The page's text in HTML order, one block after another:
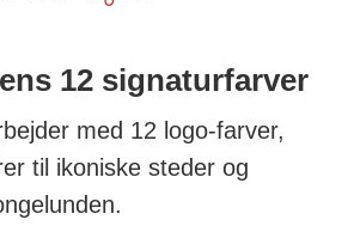
12 signaturfarver
med 12 logo-farver,
til ikoniske steder og